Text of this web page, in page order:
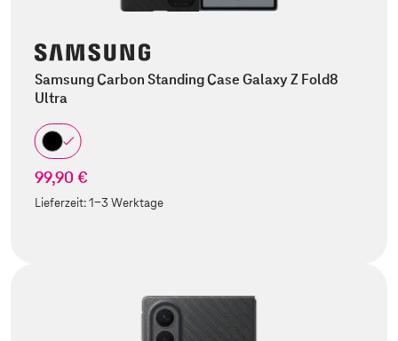
Samsung Carbon Standing Case Galaxy Z Fold8
Ultra
99,90 €
Lieferzeit:1-3 Werktage